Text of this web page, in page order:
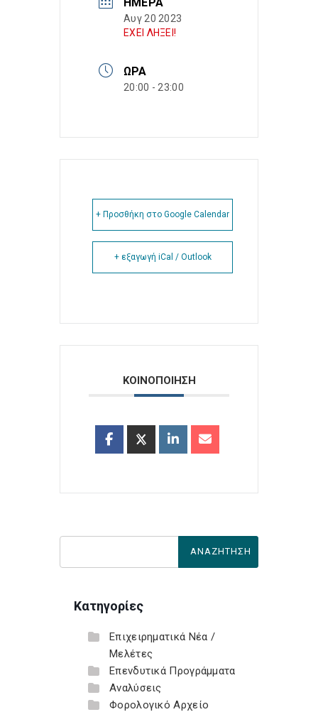
Αυγ 20 2023
ΕΧΕΙ ΛΗΞΕΙ!
ΏΡΑ
20:00 - 23:00
+ Προσθήκη στο Google Calendar
+ εξαγωγή iCal / Outlook
ΚΟΙΝΟΠΟΙΗΣΗ
Κατηγορίες
Επιχειρηματικά Νέα /
Μελέτες
Επενδυτικά Προγράμματα
Αναλύσεις
Φορολογικό Αρχείο